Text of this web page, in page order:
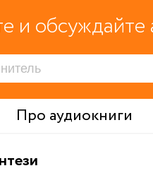
и обсуждайте
Про аудиокниги